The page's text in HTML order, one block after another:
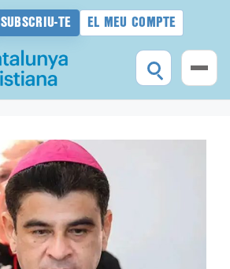
SUBSCRIU-TE EL MEU COMPTE